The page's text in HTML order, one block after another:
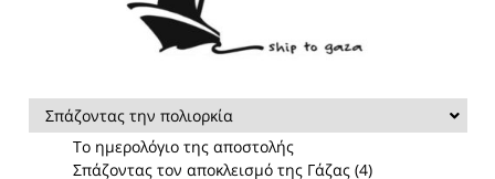
Σπάζοντας την πολιορκία
Το ημερολόγιο της αποστολής
Σπάζοντας τον αποκλεισμό της Γάζας (4)